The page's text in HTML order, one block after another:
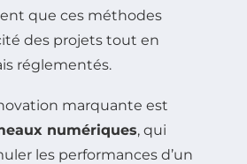
que ces méthodes
des projets tout en
réglementés.
marquante est
numériques, qui
les performances d’un